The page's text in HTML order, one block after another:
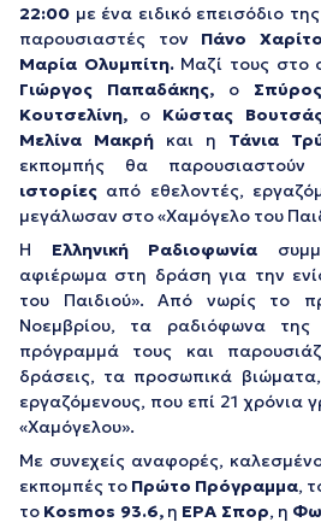
22:00 με ένα ειδικό επεισόδιο
παρουσιαστές τον Πάνο Χαρίτο
Μαρία Ολυμπίτη.Μαζί τους στο
Γιώργος Παπαδάκης, ο
Κουτσελίνη, ο Κώστας
Μελίνα Μακρή και η Τάνια
εκπομπής θα παρουσιαστούν
ιστορίες από εθελοντές,
μεγάλωσαν στο «Χαμόγελο του
Η Ελληνική Ραδιοφωνία
αφιέρωμα στη δράση για την
του Παιδιού». Από νωρίς το
Νοεμβρίου, τα ραδιόφωνα
πρόγραμμά τους και
δράσεις, τα προσωπικά
εργαζόμενους, που επί 21 χρόνια
«Χαμόγελου».
Με συνεχείς αναφορές,
εκπομπές το Πρώτο Πρόγραμμα,
το Κosmos 93.6,η EΡΑ Σπορ, η